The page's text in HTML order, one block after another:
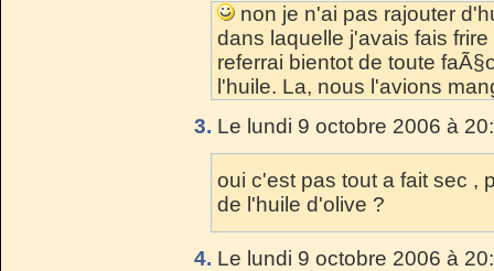
non je n'ai pas rajouter
dans laquelle j'avais fais
referrai bientot de toute
l'huile. La, nous l'avions
3. Le lundi 9 octobre 2006 à
oui c'est pas tout a fait sec ,
de l'huile d'olive ?
4. Le lundi 9 octobre 2006 à